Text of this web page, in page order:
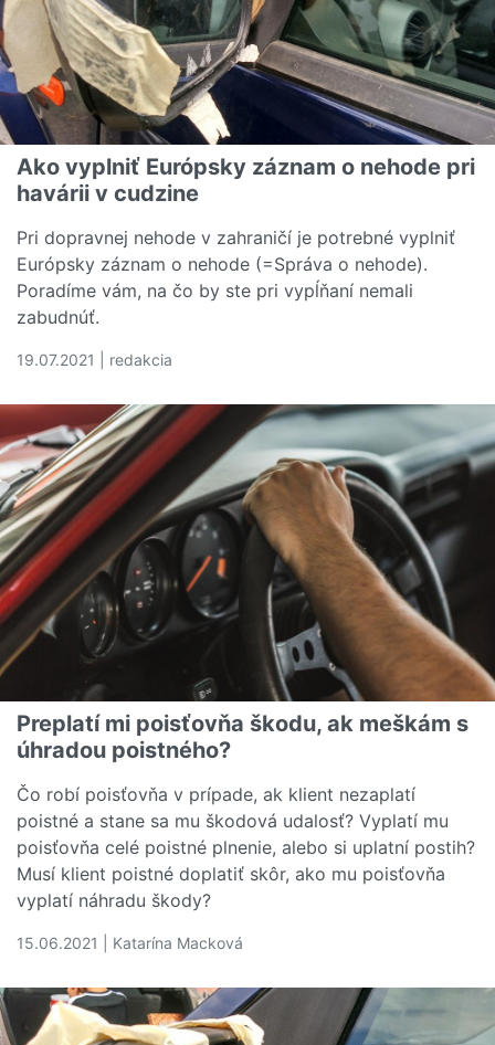
Ako vyplniť Európsky záznam o nehode pri
havárii v cudzine
Pri dopravnej nehode v zahraničí je potrebné vyplniť
Európsky záznam o nehode (=Správa o nehode).
Poradíme vám, na čo by ste pri vypĺňaní nemali
zabudnúť.
19.07.2021 | redakcia
Preplatí mi poisťovňa škodu, ak meškám s
úhradou poistného?
Čo robí poisťovňa v prípade, ak klient nezaplatí
poistné a stane sa mu škodová udalosť? Vyplatí mu
poisťovňa celé poistné plnenie, alebo si uplatní postih?
Musí klient poistné doplatiť skôr, ako mu poisťovňa
vyplatí náhradu škody?
15.06.2021 | Katarína Macková